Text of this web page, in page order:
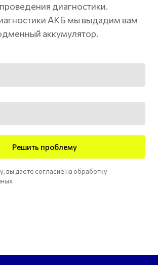
диагностики.
АКБ мы выдадим вам
аккумулятор.
Решить проблему
вы даете согласие на обработку